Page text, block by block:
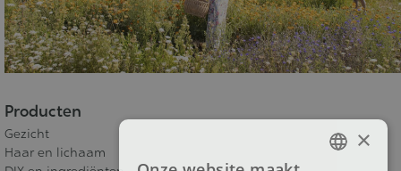
Producten
Gezicht
Haar en lichaam
×